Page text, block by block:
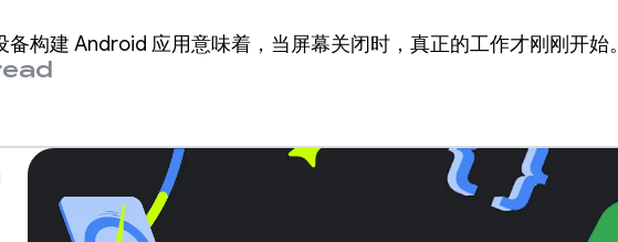
备构建 Android 应用意味着，当屏幕关闭时，真正的工作才刚刚开始。